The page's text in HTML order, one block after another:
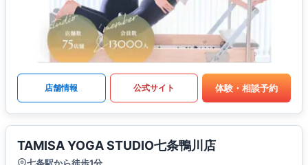
店舗情報 公式サイト 体験・相談予約
TAMISA YOGA STUDIO七条鴨川店